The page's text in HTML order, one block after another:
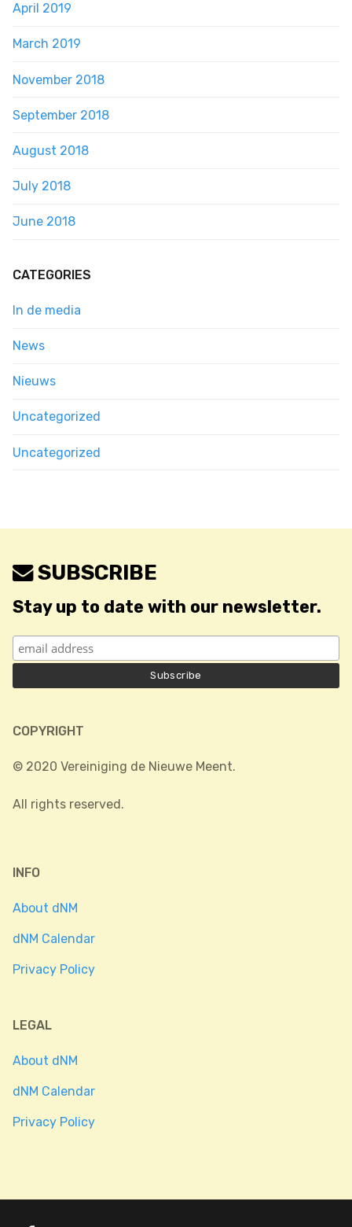
April 2019
March 2019
November 2018
September 2018
August 2018
July 2018
June 2018
CATEGORIES
In de media
News
Nieuws
Uncategorized
Uncategorized
SUBSCRIBE
Stay up to date with our newsletter.
COPYRIGHT
© 2020 Vereiniging de Nieuwe Meent.
All rights reserved.
INFO
About dNM
dNM Calendar
Privacy Policy
LEGAL
About dNM
dNM Calendar
Privacy Policy